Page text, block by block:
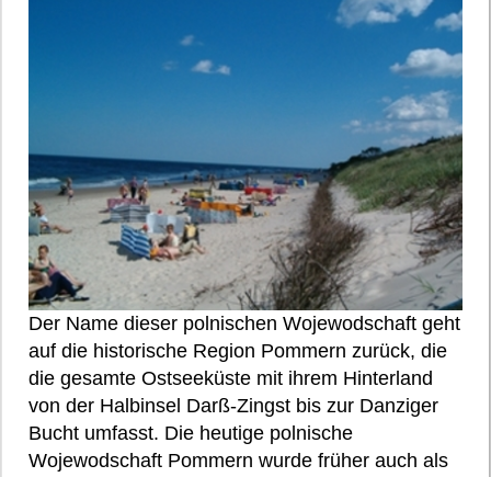
Der Name dieser polnischen Wojewodschaft geht
auf die historische Region Pommern zurück, die
die gesamte Ostseeküste mit ihrem Hinterland
von der Halbinsel Darß-Zingst bis zur Danziger
Bucht umfasst. Die heutige polnische
Wojewodschaft Pommern wurde früher auch als